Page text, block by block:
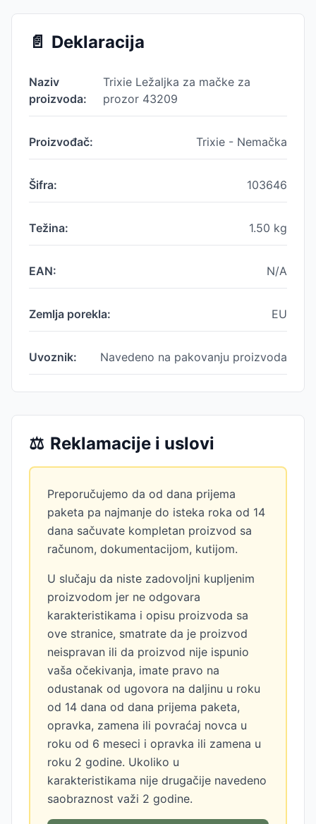
📄 Deklaracija
Naziv
proizvoda:
Trixie Ležaljka za mačke za
prozor 43209
Proizvođač: Trixie - Nemačka
Šifra: 103646
Težina: 1.50 kg
EAN: N/A
Zemlja porekla: EU
Uvoznik: Navedeno na pakovanju proizvoda
⚖️ Reklamacije i uslovi
Preporučujemo da od dana prijema
paketa pa najmanje do isteka roka od 14
dana sačuvate kompletan proizvod sa
računom, dokumentacijom, kutijom.
U slučaju da niste zadovoljni kupljenim
proizvodom jer ne odgovara
karakteristikama i opisu proizvoda sa
ove stranice, smatrate da je proizvod
neispravan ili da proizvod nije ispunio
vaša očekivanja, imate pravo na
odustanak od ugovora na daljinu u roku
od 14 dana od dana prijema paketa,
opravka, zamena ili povraćaj novca u
roku od 6 meseci i opravka ili zamena u
roku 2 godine. Ukoliko u
karakteristikama nije drugačije navedeno
saobraznost važi 2 godine.